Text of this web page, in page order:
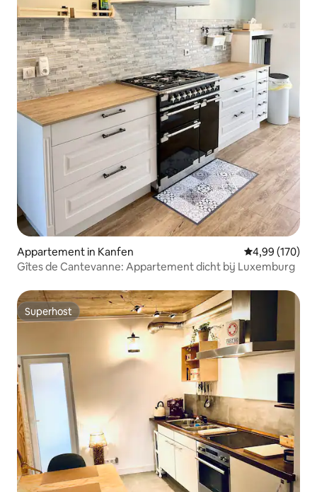
Appartement in Kanfen Gemiddelde
4,99 (170)
Gîtes de Cantevanne: Appartement dicht bij Luxemburg
Superhost
Superhost